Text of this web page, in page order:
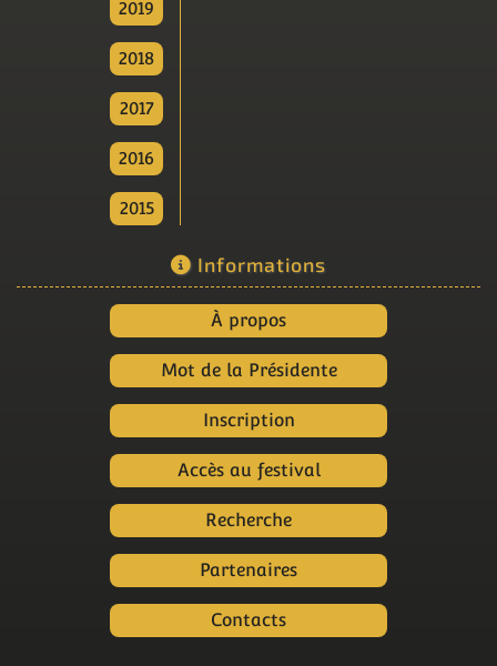
2019
2018
2017
2016
2015
Informations
À propos
Mot de la Présidente
Inscription
Accès au festival
Recherche
Partenaires
Contacts